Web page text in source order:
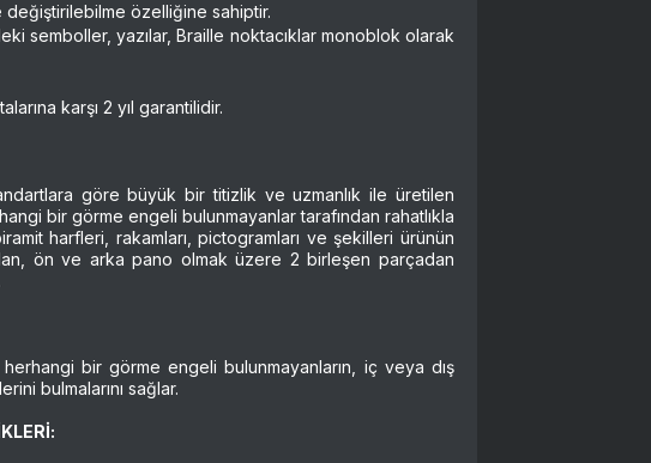
özelliğine sahiptir.
semboller, yazılar, Braille noktacıklar monoblok olarak
karşı 2 yıl garantilidir.
göre büyük bir titizlik ve uzmanlık ile üretilen
bir görme engeli bulunmayanlar tarafından rahatlıkla
harfleri, rakamları, pictogramları ve şekilleri ürünün
ön ve arka pano olmak üzere 2 birleşen parçadan
bir görme engeli bulunmayanların, iç veya dış
bulmalarını sağlar.